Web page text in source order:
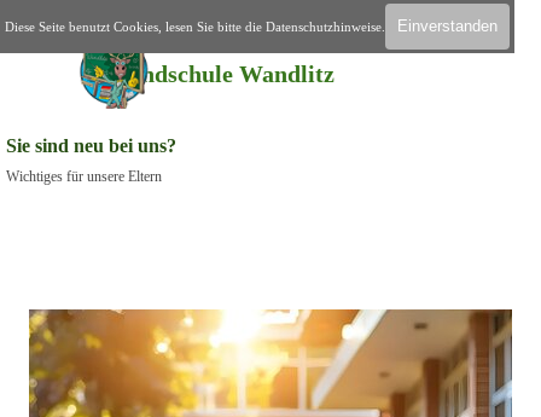
Diese Seite benutzt Cookies, lesen Sie bitte die Datenschutzhinweise. Einverstanden
Home
Grundschule Wandlitz
Menü überspringen
Sie sind neu bei uns?
Wichtiges für unsere Eltern